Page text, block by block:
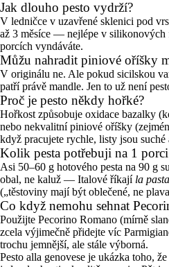
Jak dlouho pesto vydrží?
V ledničce v uzavřené sklenici pod
až 3 měsíce — nejlépe v silikonových
porcích vyndáváte.
Můžu nahradit piniové oříšky
V originálu ne. Ale pokud sicilskou
patří právě mandle. Jen to už není
Proč je pesto někdy hořké?
Hořkost způsobuje oxidace bazalky
nebo nekvalitní piniové oříšky
když pracujete rychle, listy jsou
Kolik pesta potřebuji na 1
Asi 50–60 g hotového pesta na 90 g
obal, ne kaluž — Italové říkají la
(„těstoviny mají být oblečené, ne
Co když nemohu sehnat
Použijte Pecorino Romano (mírně
zcela výjimečně přidejte víc
trochu jemnější, ale stále výborná.
Pesto alla genovese je ukázka toho,